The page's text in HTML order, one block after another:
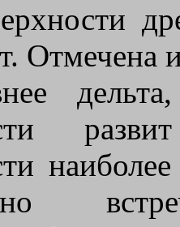
Отмечена